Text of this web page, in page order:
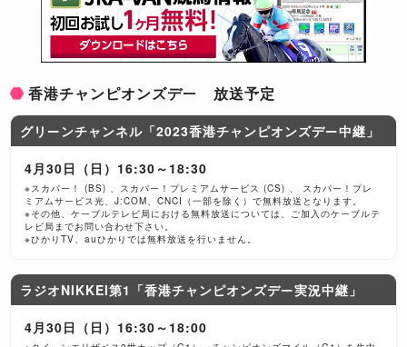
香港チャンピオンズデー 放送予定
グリーンチャンネル「2023香港チャンピオンズデー中継」
4月30日（日）16:30～18:30
※スカパー！ (BS) 、スカパー！プレミアムサービス (CS) 、 スカパー！プレ
ミアムサービス光、J:COM、CNCI（一部を除く）で無料放送となります。
※その他、ケーブルテレビ局における無料放送については、ご加入のケーブルテ
レビ局までお問い合わせ下さい。
※ひかりTV、auひかりでは無料放送を行いません。
ラジオNIKKEI第1「香港チャンピオンズデー実況中継」
4月30日（日）16:30～18:00